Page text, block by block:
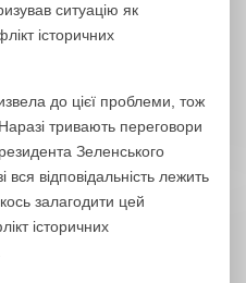
ситуацію як
історичних
до цієї проблеми, тож
тривають переговори
Зеленського
відповідальність лежить
залагодити цей
історичних